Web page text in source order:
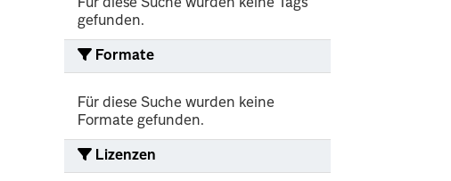
Für diese Suche wurden keine Tags
gefunden.
Formate
Für diese Suche wurden keine
Formate gefunden.
Lizenzen